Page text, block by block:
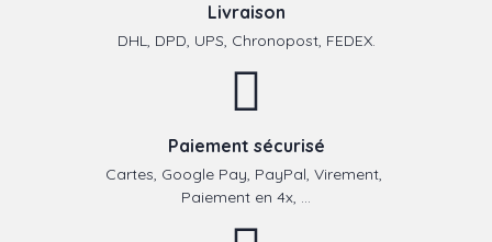
Livraison
DHL, DPD, UPS, Chronopost, FEDEX.
Paiement sécurisé
Cartes, Google Pay, PayPal, Virement,
Paiement en 4x, ...